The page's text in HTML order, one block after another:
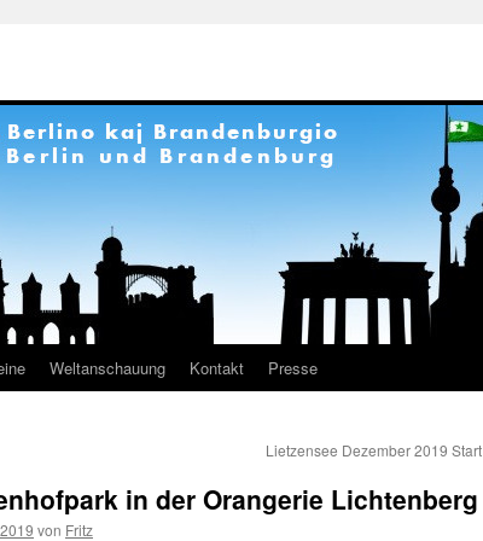
Weltanschauung Kontakt Presse
Lietzensee Dezember 2019 Start
in der Orangerie Lichtenberg
von Fritz